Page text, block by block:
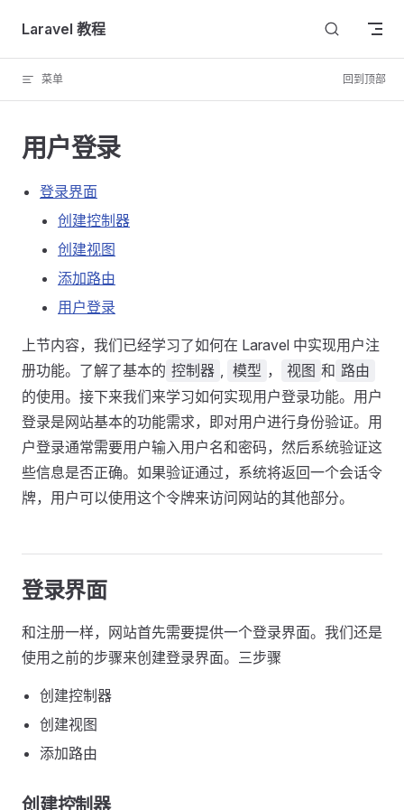
Skip to content
Laravel 教程
菜单 回到顶部
用户登录
登录界面
创建控制器
创建视图
添加路由
用户登录
上节内容，我们已经学习了如何在 Laravel 中实现用户注
册功能。了解了基本的 控制器 , 模型 ， 视图 和 路由
的使用。接下来我们来学习如何实现用户登录功能。用户
登录是网站基本的功能需求，即对用户进行身份验证。用
户登录通常需要用户输入用户名和密码，然后系统验证这
些信息是否正确。如果验证通过，系统将返回一个会话令
牌，用户可以使用这个令牌来访问网站的其他部分。
登录界面
和注册一样，网站首先需要提供一个登录界面。我们还是
使用之前的步骤来创建登录界面。三步骤
创建控制器
创建视图
添加路由
创建控制器